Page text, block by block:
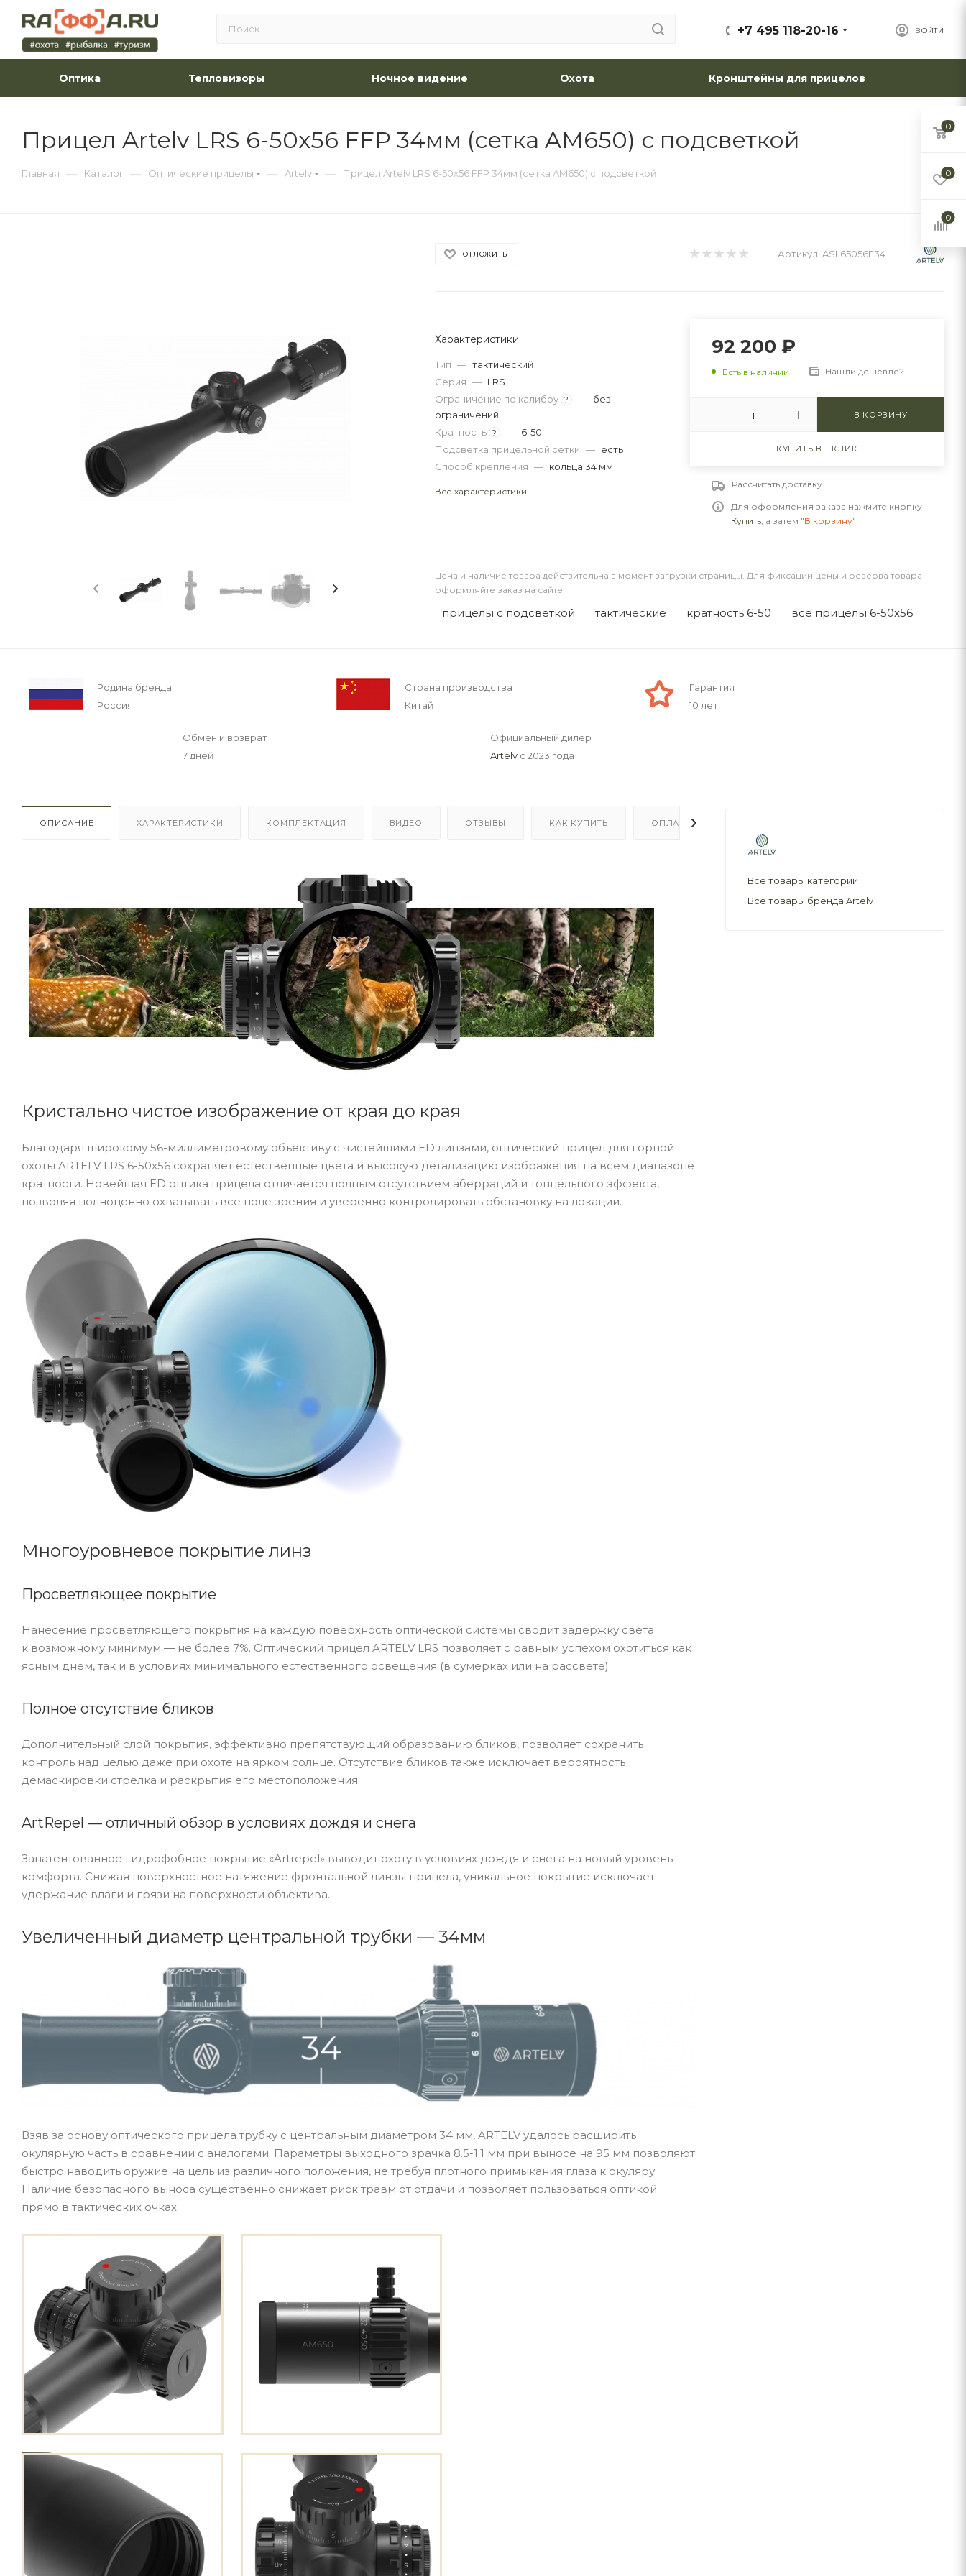
ВОЙТИ
+7 495 118-20-16
Оптика Тепловизоры Ночное видение Охота Кронштейны для прицелов
Прицел Artelv LRS 6-50x56 FFP 34мм (сетка AM650) с подсветкой
Главная — Каталог — Оптические прицелы — Artelv — Прицел Artelv LRS 6-50x56 FFP 34мм (сетка AM650) с подсветкой
ОТЛОЖИТЬ Артикул: ASL65056F34
Характеристики
Тип — тактический
Серия — LRS
Ограничение по калибру ? — без
ограничений
Кратность ? — 6-50
Подсветка прицельной сетки — есть
Способ крепления — кольца 34 мм
Все характеристики
92 200 ₽
Есть в наличии Нашли дешевле?
В КОРЗИНУ
КУПИТЬ В 1 КЛИК
Рассчитать доставку
Для оформления заказа нажмите кнопку
Купить, а затем "В корзину"
Цена и наличие товара действительна в момент загрузки страницы. Для фиксации цены и резерва товара
оформляйте заказ на сайте.
прицелы с подсветкой тактические кратность 6-50 все прицелы 6-50x56
Родина бренда
Россия
Страна производства
Китай
Гарантия
10 лет
Обмен и возврат
7 дней
Официальный дилер
Artelv с 2023 года
ОПИСАНИЕ ХАРАКТЕРИСТИКИ КОМПЛЕКТАЦИЯ ВИДЕО ОТЗЫВЫ КАК КУПИТЬ ОПЛАТА
Кристально чистое изображение от края до края
Благодаря широкому 56-миллиметровому объективу с чистейшими ED линзами, оптический прицел для горной
охоты ARTELV LRS 6-50х56 сохраняет естественные цвета и высокую детализацию изображения на всем диапазоне
кратности. Новейшая ED оптика прицела отличается полным отсутствием аберраций и тоннельного эффекта,
позволяя полноценно охватывать все поле зрения и уверенно контролировать обстановку на локации.
Многоуровневое покрытие линз
Просветляющее покрытие
Нанесение просветляющего покрытия на каждую поверхность оптической системы сводит задержку света
к возможному минимум — не более 7%. Оптический прицел ARTELV LRS позволяет с равным успехом охотиться как
ясным днем, так и в условиях минимального естественного освещения (в сумерках или на рассвете).
Полное отсутствие бликов
Дополнительный слой покрытия, эффективно препятствующий образованию бликов, позволяет сохранить
контроль над целью даже при охоте на ярком солнце. Отсутствие бликов также исключает вероятность
демаскировки стрелка и раскрытия его местоположения.
ArtRepel — отличный обзор в условиях дождя и снега
Запатентованное гидрофобное покрытие «Artrepel» выводит охоту в условиях дождя и снега на новый уровень
комфорта. Снижая поверхностное натяжение фронтальной линзы прицела, уникальное покрытие исключает
удержание влаги и грязи на поверхности объектива.
Увеличенный диаметр центральной трубки — 34мм
Взяв за основу оптического прицела трубку с центральным диаметром 34 мм, ARTELV удалось расширить
окулярную часть в сравнении с аналогами. Параметры выходного зрачка 8.5-1.1 мм при выносе на 95 мм позволяют
быстро наводить оружие на цель из различного положения, не требуя плотного примыкания глаза к окуляру.
Наличие безопасного выноса существенно снижает риск травм от отдачи и позволяет пользоваться оптикой
прямо в тактических очках.
Все товары категории
Все товары бренда Artelv
0
0
0